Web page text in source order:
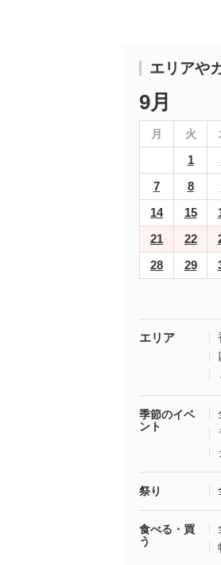
エリアや
9月
月 火
1
7
8
14
15
21
22
28
29
エリア
季節のイベ
ント
祭り
食べる・買
う